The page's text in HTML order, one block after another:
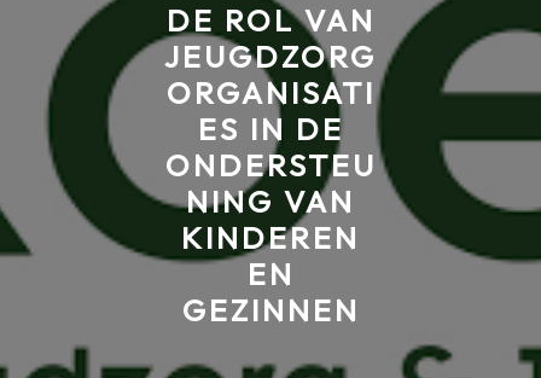
DE ROL VAN
JEUGDZORG
ORGANISATI
ES IN DE
ONDERSTEU
NING VAN
KINDEREN
EN
GEZINNEN